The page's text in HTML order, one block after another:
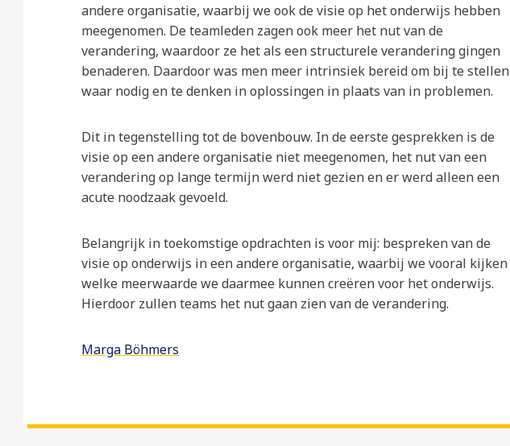
andere organisatie, waarbij we ook de visie op het onderwijs hebben
meegenomen. De teamleden zagen ook meer het nut van de
verandering, waardoor ze het als een structurele verandering gingen
benaderen. Daardoor was men meer intrinsiek bereid om bij te stellen
waar nodig en te denken in oplossingen in plaats van in problemen.
Dit in tegenstelling tot de bovenbouw. In de eerste gesprekken is de
visie op een andere organisatie niet meegenomen, het nut van een
verandering op lange termijn werd niet gezien en er werd alleen een
acute noodzaak gevoeld.
Belangrijk in toekomstige opdrachten is voor mij: bespreken van de
visie op onderwijs in een andere organisatie, waarbij we vooral kijken
welke meerwaarde we daarmee kunnen creëren voor het onderwijs.
Hierdoor zullen teams het nut gaan zien van de verandering.
Marga Böhmers